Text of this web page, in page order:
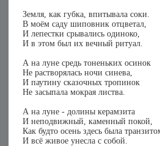
Земля, как губка, впитывала соки.
В моём саду шиповник отцветал,
И лепестки срывались одиноко,
И в этом был их вечный ритуал.
А на луне средь тоненьких осинок
Не растворялась ночи синева,
И паутину сказочных тропинок
Не засыпала мокрая листва.
А на луне - долины керамзита
И неподвижный, каменный покой,
Как будто осень здесь была
И всё живое унесла с собой.